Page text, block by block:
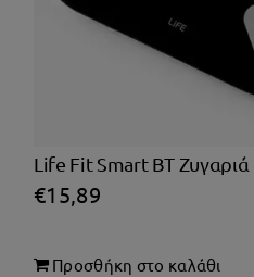
Life Fit Smart BT
€15,89
Προσθήκη στο καλάθι